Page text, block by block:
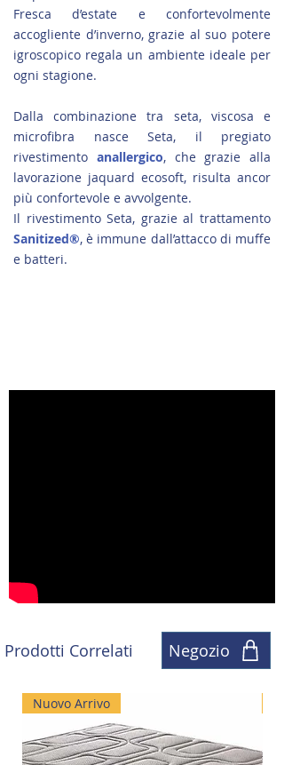
Fresca d’estate e confortevolmente
accogliente d’inverno, grazie al suo potere
igroscopico regala un ambiente ideale per
ogni stagione.
Dalla combinazione tra seta, viscosa e
microfibra nasce Seta, il pregiato
rivestimento anallergico, che grazie alla
lavorazione jaquard ecosoft, risulta ancor
più confortevole e avvolgente.
Il rivestimento Seta, grazie al trattamento
Sanitized®, è immune dall’attacco di muffe
e batteri.
Prodotti Correlati Negozio
Nuovo Arrivo